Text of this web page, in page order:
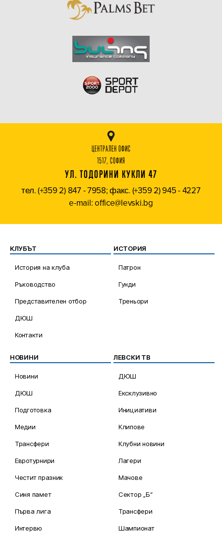
ЦЕНТРАЛЕН ОФИС
1517, СОФИЯ
УЛ. ТОДОРИНИ КУКЛИ 47
тел. (+359 2) 847 - 7958; факс. (+359 2) 945 - 4227
e-mail: office@levski.bg
КЛУБЪТ
История на клуба
Ръководство
Представителен отбор
ДЮШ
Контакти
ИСТОРИЯ
Патрон
Гунди
Треньори
НОВИНИ
Новини
ДЮШ
Подготовка
Медии
Трансфери
Евротурнири
Честит празник
Синя памет
Първа лига
Интервю
ЛЕВСКИ ТВ
ДЮШ
Ексклузивно
Инициативи
Клипове
Клубни новини
Лагери
Мачове
Сектор „Б“
Трансфери
Шампионат